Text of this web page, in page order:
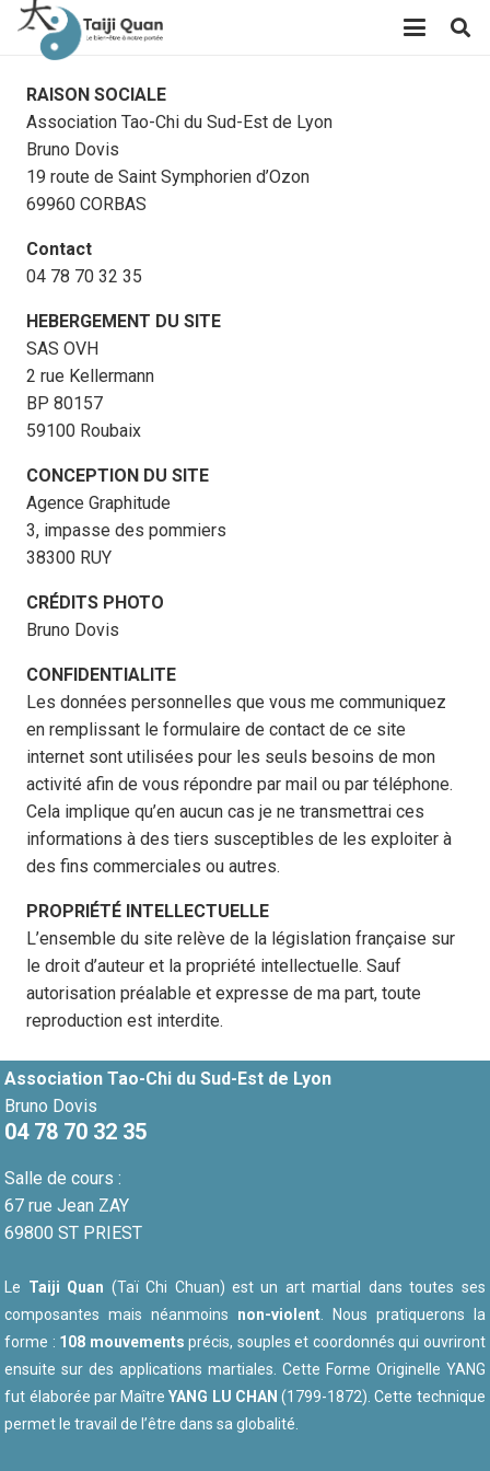
RAISON SOCIALE
Association Tao-Chi du Sud-Est de Lyon
Bruno Dovis
19 route de Saint Symphorien d’Ozon
69960 CORBAS
Contact
04 78 70 32 35
HEBERGEMENT DU SITE
SAS OVH
2 rue Kellermann
BP 80157
59100 Roubaix
CONCEPTION DU SITE
Agence Graphitude
3, impasse des pommiers
38300 RUY
CRÉDITS PHOTO
Bruno Dovis
CONFIDENTIALITE
Les données personnelles que vous me communiquez
en remplissant le formulaire de contact de ce site
internet sont utilisées pour les seuls besoins de mon
activité afin de vous répondre par mail ou par téléphone.
Cela implique qu’en aucun cas je ne transmettrai ces
informations à des tiers susceptibles de les exploiter à
des fins commerciales ou autres.
PROPRIÉTÉ INTELLECTUELLE
L’ensemble du site relève de la législation française sur
le droit d’auteur et la propriété intellectuelle. Sauf
autorisation préalable et expresse de ma part, toute
reproduction est interdite.
Association Tao-Chi du Sud-Est de Lyon
Bruno Dovis
04 78 70 32 35
Salle de cours :
67 rue Jean ZAY
69800 ST PRIEST
Le Taiji Quan (Taï Chi Chuan) est un art martial dans toutes ses
composantes mais néanmoins non-violent. Nous pratiquerons la
forme : 108 mouvements précis, souples et coordonnés qui ouvriront
ensuite sur des applications martiales. Cette Forme Originelle YANG
fut élaborée par MaîtreYANG LU CHAN (1799-1872). Cette technique
permet le travail de l’être dans sa globalité.